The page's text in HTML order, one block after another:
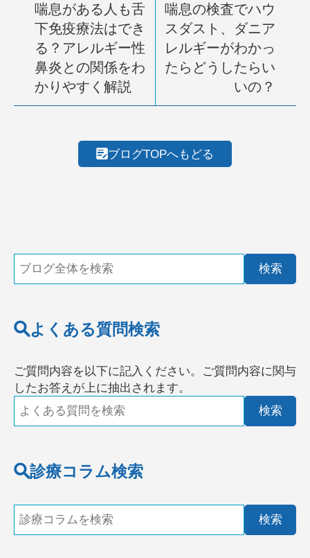
喘息がある人も舌
下免疫療法はでき
る？アレルギー性
鼻炎との関係をわ
かりやすく解説
喘息の検査でハウ
スダスト、ダニア
レルギーがわかっ
たらどうしたらい
いの？
ブログTOPへもどる
よくある質問検索
ご質問内容を以下に記入ください。ご質問内容に関与
したお答えが上に抽出されます。
診療コラム検索